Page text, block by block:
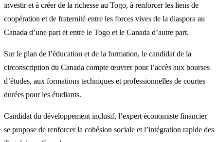
investir et à créer de la richesse au Togo, à renforcer les liens de
coopération et de fraternité entre les forces vives de la diaspora au
Canada d’une part et entre le Togo et le Canada d’autre part.
Sur le plan de l’éducation et de la formation, le candidat de la
circonscription du Canada compte œuvrer pour l’accès aux bourses
d’études, aux formations techniques et professionnelles de courtes
durées pour les étudiants.
Candidat du développement inclusif, l’expert économiste financier
se propose de renforcer la cohésion sociale et l’intégration rapide des